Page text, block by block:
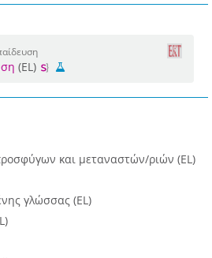
(EL)
και μεταναστών/ριών (EL)
γλώσσας (EL)